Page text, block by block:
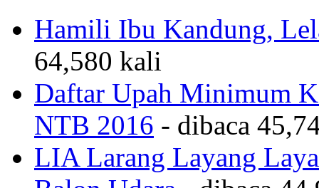
Hamili Ibu Kandung,
64,580 kali
Daftar Upah Minimum
NTB 2016 - dibaca
LIA Larang Layang